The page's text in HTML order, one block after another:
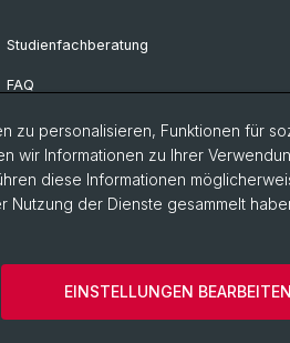
Studienfachberatung
FAQ
Bibliothek Deutsches Seminar
Sprach- und
zu personalisieren, Funktionen für
wir Informationen zu Ihrer
diese Informationen
Nutzung der Dienste gesammelt
EINSTELLUNGEN BEARBEITEN